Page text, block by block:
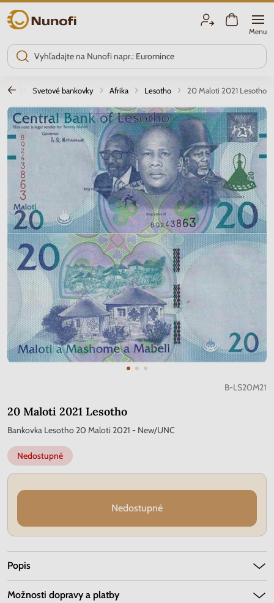
Nunofi.sk
Menu
Svetové bankovky Afrika Lesotho 20 Maloti 2021 Lesotho
B-LS20M21
20 Maloti 2021 Lesotho
Bankovka Lesotho 20 Maloti 2021 - New/UNC
Nedostupné
Nedostupné
Popis
Možnosti dopravy a platby